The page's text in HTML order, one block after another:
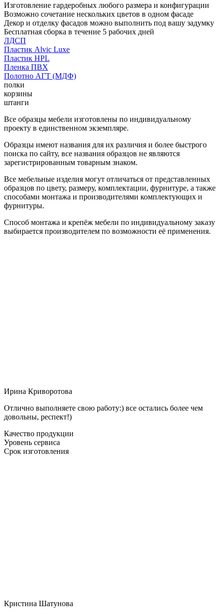
Изготовление гардеробных любого размера и конфигурации
Возможно сочетание нескольких цветов в одном фасаде
Декор и отделку фасадов можно выполнить под вашу задумку
Бесплатная сборка в течение 5 рабочих дней
ЛДСП
Пластик Alvic Luxe
Пластик HPL
Пленка ПВХ
Полотно АГТ (МДФ)
полки
корзины
штанги
Все образцы мебели изготовлены по индивидуальному
проекту в единственном экземпляре.
Образцы имеют названия для их различия и более быстрого
поиска по сайту, все названия образцов не являются
зарегистрированным товарным знаком.
Все мебельные изделия могут отличаться от представленных
образцов по цвету, размеру, комплектации, фурнитуре, а также
способами монтажа и производителями комплектующих и
фурнитуры.
Способ монтажа и крепёж мебели по индивидуальному заказу
выбирается производителем по возможности её применения.
Ирина Криворотова
Отлично выполняете свою работу:) все остались более чем
довольны, респект!)
Качество продукции
Уровень сервиса
Срок изготовления
Кристина Шатунова